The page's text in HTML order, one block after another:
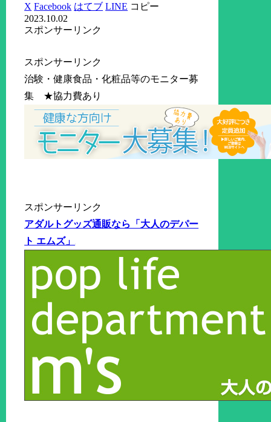
X Facebook はてブ LINE コピー
2023.10.02
スポンサーリンク
スポンサーリンク
治験・健康食品・化粧品等のモニター募
集 ★協力費あり
スポンサーリンク
アダルトグッズ通販なら「大人のデパー
ト エムズ」